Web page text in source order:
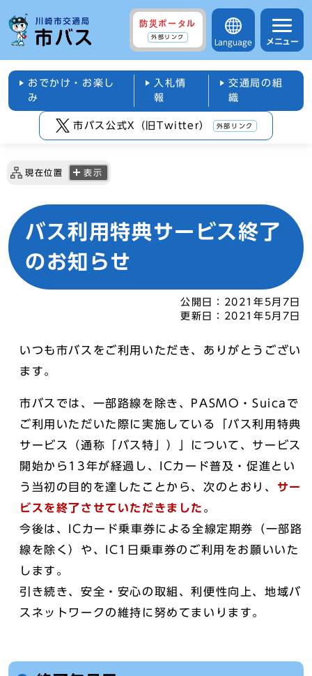
防災ポータル
外部リンク
Language メニュー
おでかけ・お楽し
み
入札情
報
交通局の組
織
市バス公式X（旧Twitter） 外部リンク
現在位置 表示
バス利用特典サービス終了
のお知らせ
公開日：
2021年5月7日
更新日：
2021年5月7日
いつも市バスをご利用いただき、ありがとうござい
ます。
市バスでは、一部路線を除き、PASMO・Suicaで
ご利用いただいた際に実施している「バス利用特典
サービス（通称「バス特」）」について、サービス
開始から13年が経過し、ICカード普及・促進とい
う当初の目的を達したことから、次のとおり、 サー
ビスを終了させていただきました 。
今後は、ICカード乗車券による全線定期券（一部路
線を除く）や、IC1日乗車券のご利用をお願いいた
します。
引き続き、安全・安心の取組、利便性向上、地域バ
スネットワークの維持に努めてまいります。